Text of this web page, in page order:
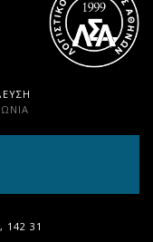
142 31